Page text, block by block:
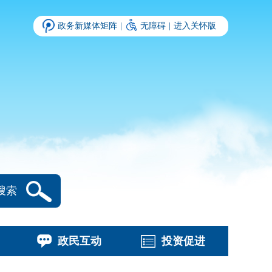
政务新媒体矩阵 无障碍 进入关怀版
索
政民互动 投资促进